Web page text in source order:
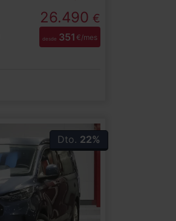
26.490 €
desde 351 €/mes
Dto. 22%